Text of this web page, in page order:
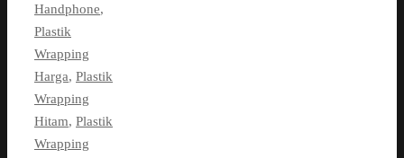
Handphone,
Plastik
Wrapping
Harga, Plastik
Wrapping
Hitam, Plastik
Wrapping